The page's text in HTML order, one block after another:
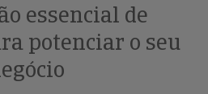
essencial de
potenciar o seu